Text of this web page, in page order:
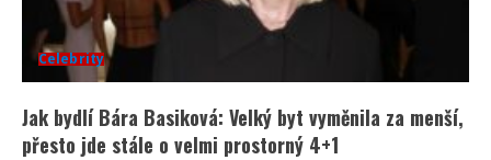
Celebrity
Jak bydlí Bára Basiková: Velký byt vyměnila za menší,
přesto jde stále o velmi prostorný 4+1